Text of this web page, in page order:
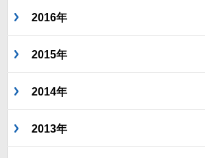
2016年
2015年
2014年
2013年